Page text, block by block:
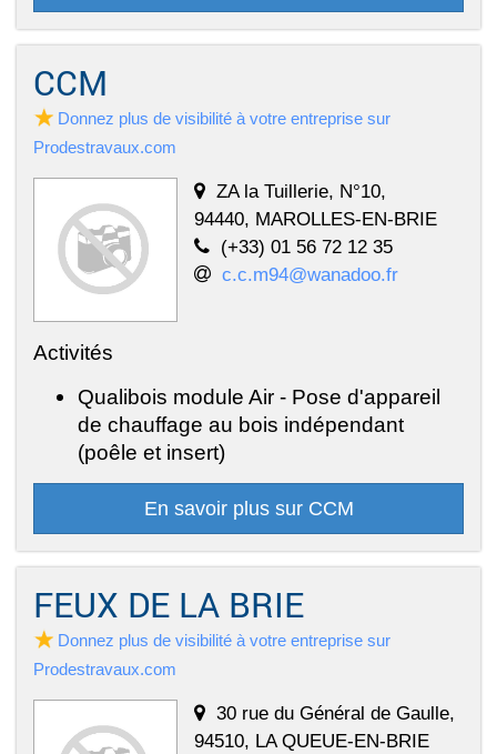
CCM
Donnez plus de visibilité à votre entreprise sur
Prodestravaux.com
ZA la Tuillerie, N°10,
94440, MAROLLES-EN-BRIE
(+33) 01 56 72 12 35
c.c.m94@wanadoo.fr
Activités
Qualibois module Air - Pose d'appareil
de chauffage au bois indépendant
(poêle et insert)
En savoir plus sur CCM
FEUX DE LA BRIE
Donnez plus de visibilité à votre entreprise sur
Prodestravaux.com
30 rue du Général de Gaulle,
94510, LA QUEUE-EN-BRIE